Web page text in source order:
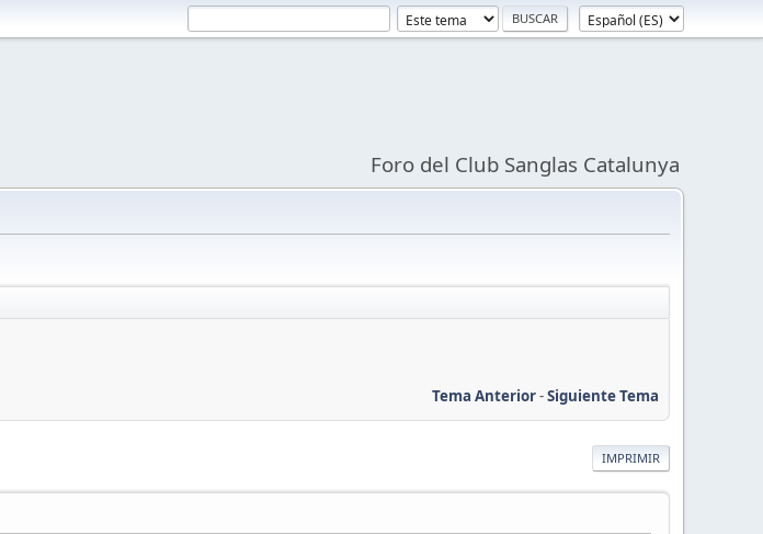
Foro del Club Sanglas Catalunya
Tema Anterior-Siguiente Tema
IMPRIMIR